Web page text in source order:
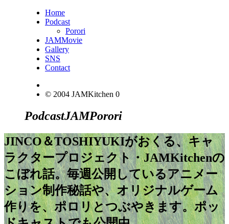
Home
Podcast
Porori
JAMMovie
Gallery
SNS
Contact
© 2004 JAMKitchen 0
PodcastJAMPorori
JINCO＆TOSHIYUKIがおくる、キャ
ラクタープロジェクト・JAMKitchenの
こぼれ話。毎週公開しているアニメー
ション制作秘話や、オリジナルゲーム
作りを、ポロリとつぶやきます。ポッ